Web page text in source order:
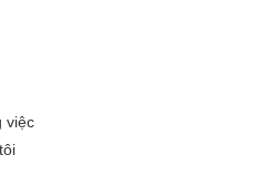
việc